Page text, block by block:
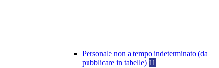
Personale non a tempo indeterminato (da
pubblicare in tabelle) 11